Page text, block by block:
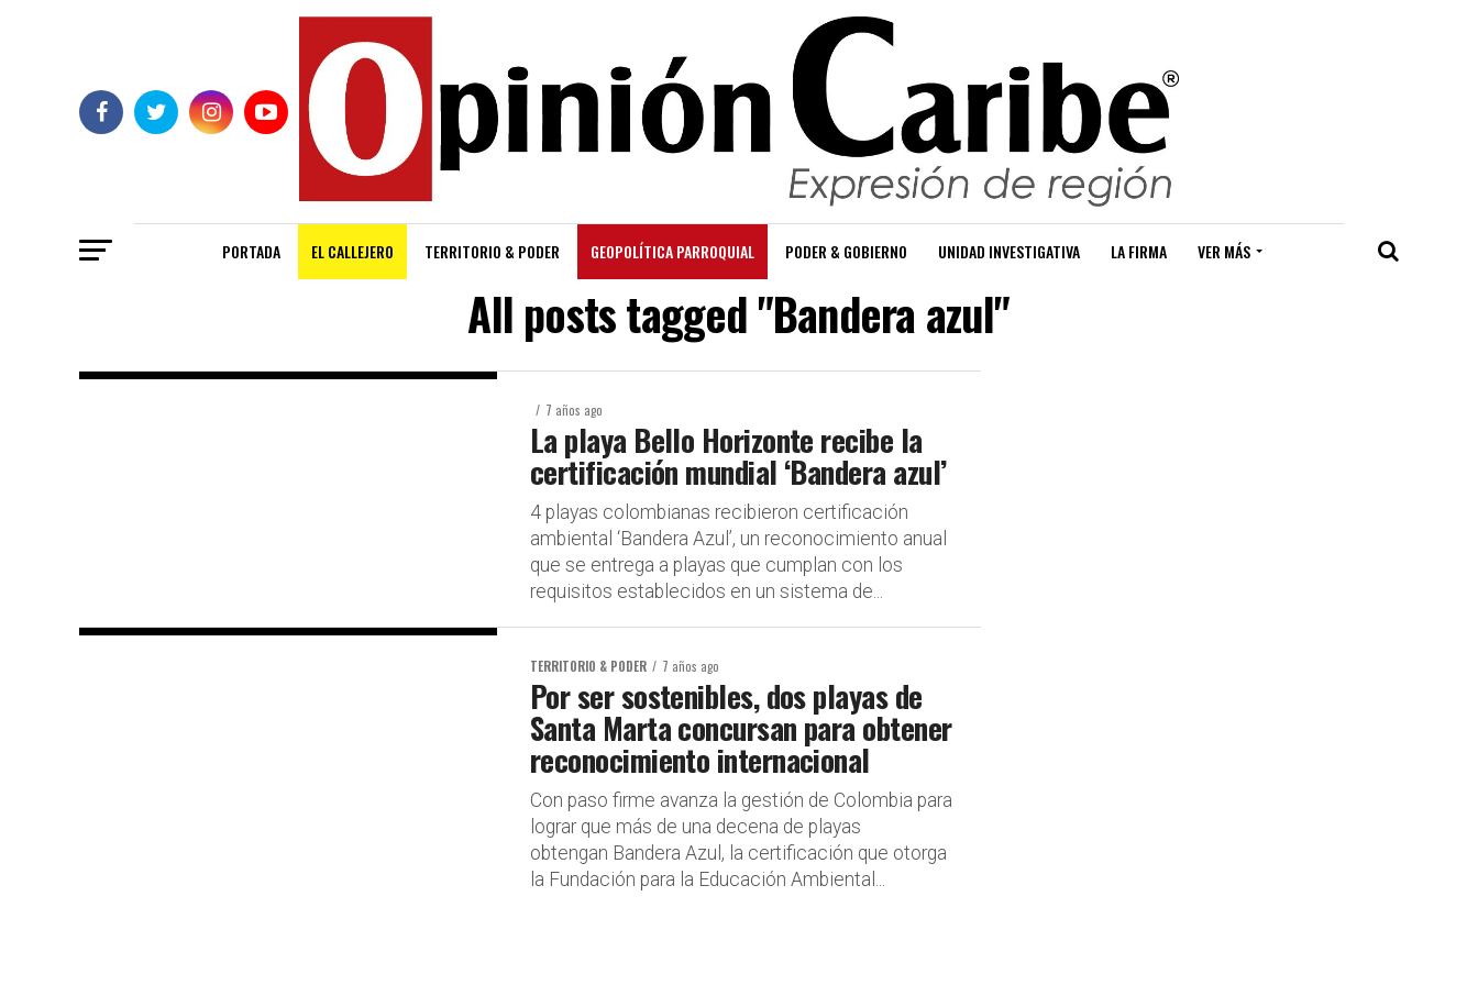
PORTADA EL CALLEJERO TERRITORIO & PODER GEOPOLÍTICA PARROQUIAL PODER & GOBIERNO UNIDAD INVESTIGATIVA LA FIRMA VER MÁS
All posts tagged "Bandera azul"
7 años ago
La playa Bello Horizonte recibe la
certificación mundial ‘Bandera azul’
4 playas colombianas recibieron certificación
ambiental ‘Bandera Azul’, un reconocimiento anual
que se entrega a playas que cumplan con los
requisitos establecidos en un sistema de...
TERRITORIO & PODER 7 años ago
Por ser sostenibles, dos playas de
Santa Marta concursan para obtener
reconocimiento internacional
Con paso firme avanza la gestión de Colombia para
lograr que más de una decena de playas
obtengan Bandera Azul, la certificación que otorga
la Fundación para la Educación Ambiental...